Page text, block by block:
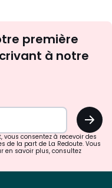
première
à notre
OK
vous consentez à recevoir des
la part de La Redoute. Vous
en savoir plus, consultez